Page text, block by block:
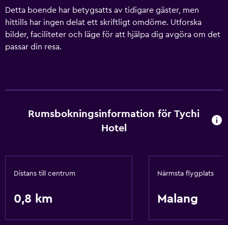
Detta boende har betygsatts av tidigare gäster, men
hittills har ingen delat ett skriftligt omdöme. Utforska
bilder, faciliteter och läge för att hjälpa dig avgöra om det
passar din resa.
Rumsbokningsinformation för Tychi
Hotel
Distans till centrum
0,8 km
Närmsta flygplats
Malang